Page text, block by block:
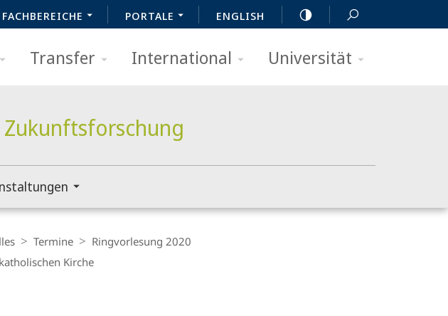
FACHBEREICHE PORTALE ENGLISH
Transfer International Universität
Termine
Ringvorlesung 2020
Kirche